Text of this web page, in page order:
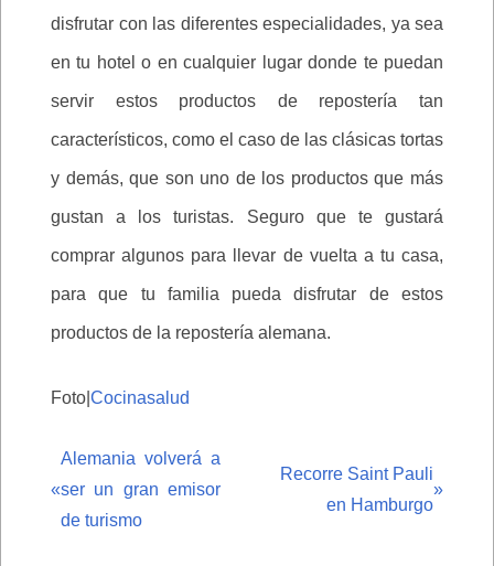
disfrutar con las diferentes especialidades, ya sea
en tu hotel o en cualquier lugar donde te puedan
servir estos productos de repostería tan
característicos, como el caso de las clásicas tortas
y demás, que son uno de los productos que más
gustan a los turistas. Seguro que te gustará
comprar algunos para llevar de vuelta a tu casa,
para que tu familia pueda disfrutar de estos
productos de la repostería alemana.
Foto| Cocinasalud
«
Alemania volverá a
ser un gran emisor
de turismo
Recorre Saint Pauli
en Hamburgo
»